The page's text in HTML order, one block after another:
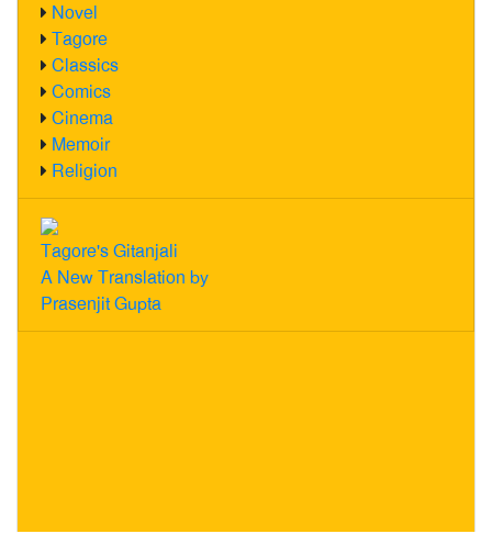
Novel
Tagore
Classics
Comics
Cinema
Memoir
Religion
Tagore's Gitanjali
A New Translation by
Prasenjit Gupta